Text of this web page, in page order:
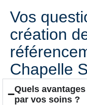
Vos
création
Chapelle
Quels
par vos soins ?